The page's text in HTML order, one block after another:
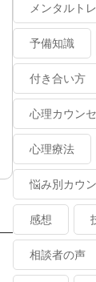
メンタルト
予備知識
付き合い方
心理カウン
心理療法
悩み別カウ
感想
相談者の声